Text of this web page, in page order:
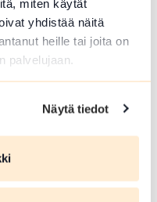
miten käytät
yhdistää näitä
heille tai joita on
palvelujaan.
Näytä tiedot